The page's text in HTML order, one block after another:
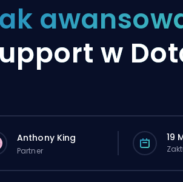
w
Anthony King
Partner
19